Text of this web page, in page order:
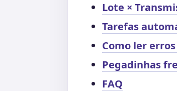
Lote ×
Tarefas
Como ler
Pegadinhas
FAQ